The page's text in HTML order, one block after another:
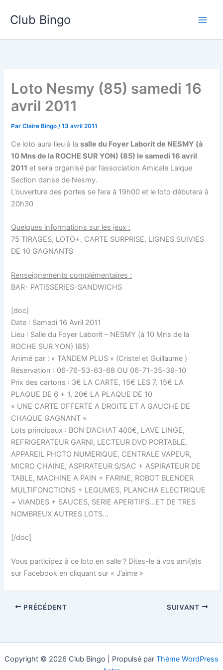
Club Bingo
Loto Nesmy (85) samedi 16
avril 2011
ParClaire Bingo/13 avril 2011
Ce loto aura lieu à lasalle du Foyer Laborit de NESMY (à
10 Mns de la ROCHE SUR YON) (85) le samedi 16 avril
2011 et sera organisé par l’association Amicale Laique
Section danse de Nesmy.
L’ouverture des portes se fera à 19h00 et le loto débutera à
20h30
Quelques informations sur les jeux :
75 TIRAGES, LOTO+, CARTE SURPRISE, LIGNES SUIVIES
DE 10 GAGNANTS
Renseignements complémentaires :
BAR- PATISSERIES-SANDWICHS
[doc]
Date : Samedi 16 Avril 2011
Lieu : Salle du Foyer Laborit – NESMY (à 10 Mns de la
ROCHE SUR YON) (85)
Animé par : « TANDEM PLUS » (Cristel et Guillaume )
Réservation : 06-76-53-63-68 OU 06-71-35-39-10
Prix des cartons : 3€ LA CARTE, 15€ LES 7, 15€ LA
PLAQUE DE 6 + 1, 20€ LA PLAQUE DE 10
« UNE CARTE OFFERTE A DROITE ET A GAUCHE DE
CHAQUE GAGNANT »
Lots principaux : BON D’ACHAT 400€, LAVE LINGE,
REFRIGERATEUR GARNI, LECTEUR DVD PORTABLE,
APPAREIL PHOTO NUMERIQUE, CENTRALE VAPEUR,
MICRO CHAINE, ASPIRATEUR S/SAC + ASPIRATEUR DE
TABLE, MACHINE A PAIN + FARINE, ROBOT BLENDER
MULTIFONCTIONS + LEGUMES, PLANCHA ELECTRIQUE
+ VIANDES + SAUCES, SERIE APERITIFS…ET DE TRES
NOMBREUX AUTRES LOTS…
[/doc]
Vous participez à ce loto en salle ? Dites-le à vos ami(e)s
sur Facebook en cliquant sur « J’aime »
PRÉCÉDENT SUIVANT
Copyright © 2026 Club Bingo | Propulsé par Thème WordPress